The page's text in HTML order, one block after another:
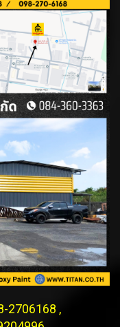
2706168 ,